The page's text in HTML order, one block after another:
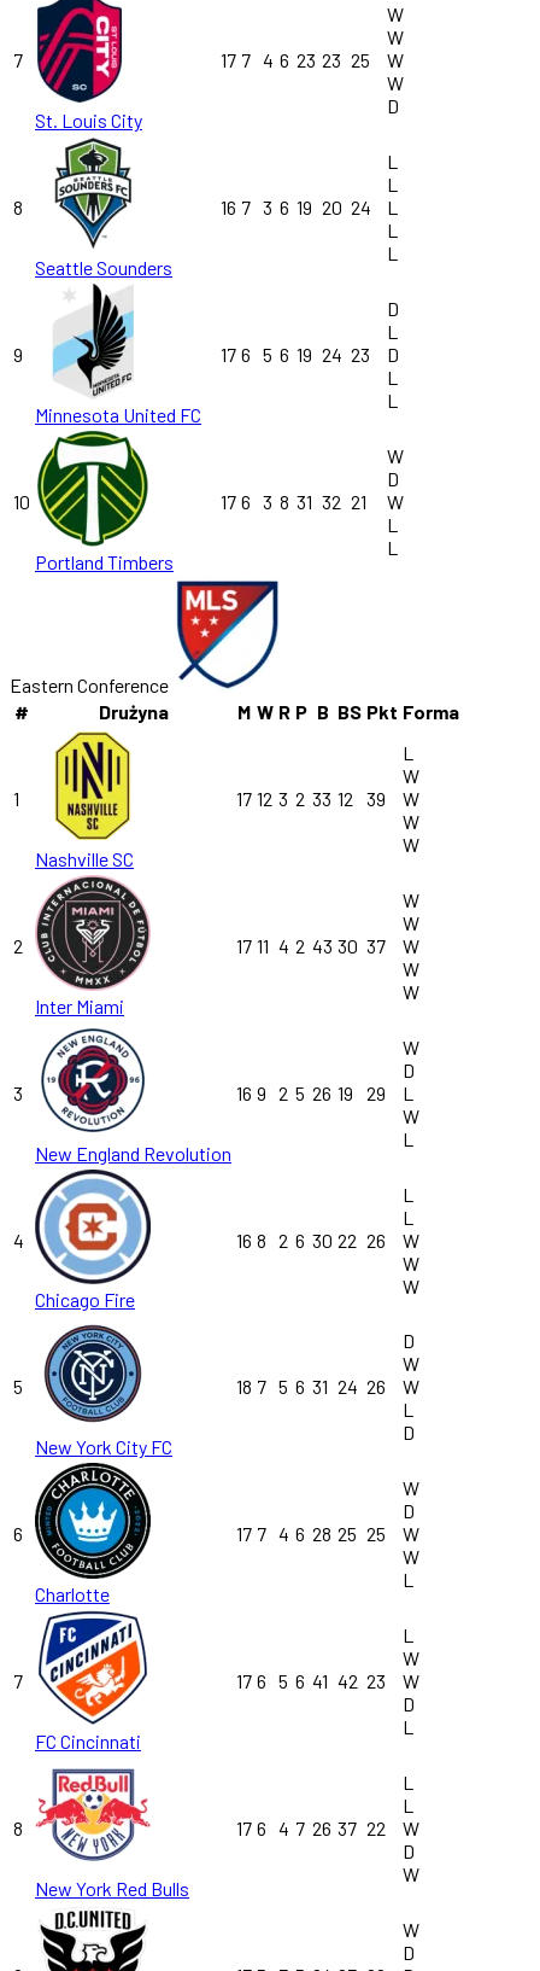
7
St. Louis City
17 7 4 6 23 23 25
W
W
W
W
D
8
Seattle Sounders
16 7 3 6 19 20 24
L
L
L
L
L
9
Minnesota United FC
17 6 5 6 19 24 23
D
L
D
L
L
10
Portland Timbers
17 6 3 8 31 32 21
W
D
W
L
L
Eastern Conference
#
Drużyna M W R P B BS Pkt Forma
1
Nashville SC
17 12 3 2 33 12 39
L
W
W
W
W
2
Inter Miami
17 11 4 2 43 30 37
W
W
W
W
W
3
New England Revolution
16 9 2 5 26 19 29
W
D
L
W
L
4
Chicago Fire
16 8 2 6 30 22 26
L
L
W
W
W
5
New York City FC
18 7 5 6 31 24 26
D
W
W
L
D
6
Charlotte
17 7 4 6 28 25 25
W
D
W
W
L
7
FC Cincinnati
17 6 5 6 41 42 23
L
W
W
D
L
8
New York Red Bulls
17 6 4 7 26 37 22
L
L
W
D
W
W
D